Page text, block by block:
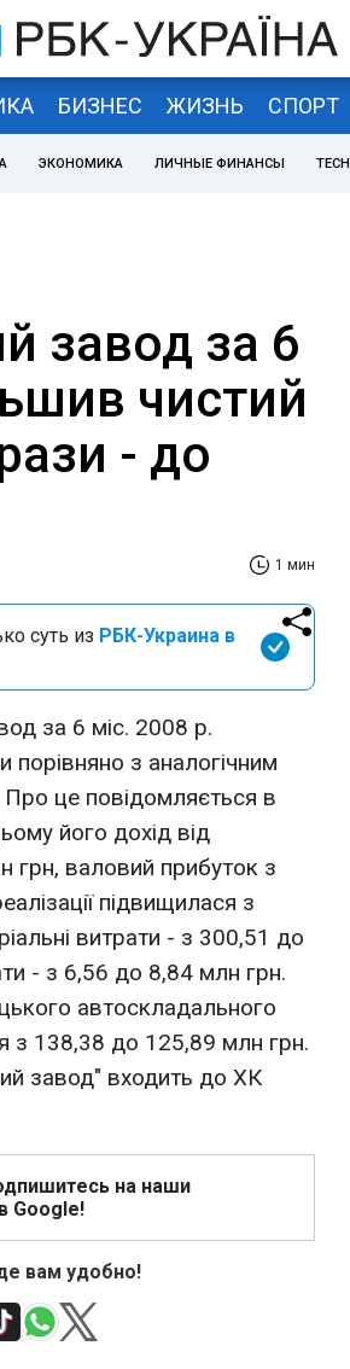
БИЗНЕС ЖИЗНЬ СПОРТ
ЭКОНОМИКА ЛИЧНЫЕ ФИНАНСЫ TECH
завод за 6
чистий
- до
1 мин
суть из РБК-Украина в
за 6 міс. 2008 р.
порівняно з аналогічним
це повідомляється в
його дохід від
грн, валовий прибуток з
підвищилася з
витрати - з 300,51 до
- з 6,56 до 8,84 млн грн.
автоскладального
з 138,38 до 125,89 млн грн.
завод" входить до ХК
на наши
Google!
вам удобно!